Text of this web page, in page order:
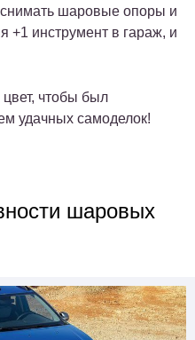
шаровые опоры и
+1 инструмент в гараж, и
цвет, чтобы был
удачных самоделок!
шаровых